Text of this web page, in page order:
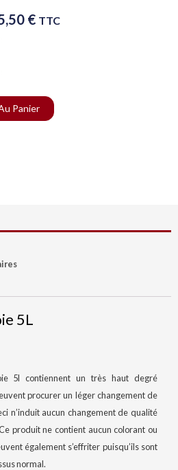
€ TTC
Panier
5L
5l contiennent un très haut degré
procurer un léger changement de
n’induit aucun changement de qualité
produit ne contient aucun colorant ou
également s’effriter puisqu’ils sont
normal.